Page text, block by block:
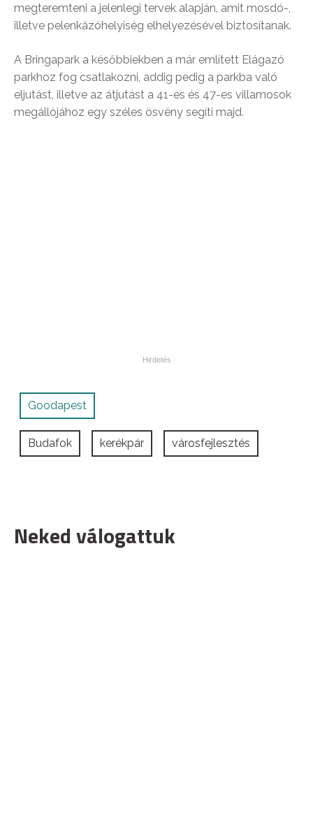
megteremteni a jelenlegi tervek alapján, amit mosdó-,
illetve pelenkázóhelyiség elhelyezésével biztosítanak.
A Bringapark a későbbiekben a már említett Elágazó
parkhoz fog csatlakozni, addig pedig a parkba való
eljutást, illetve az átjutást a 41-es és 47-es villamosok
megállójához egy széles ösvény segíti majd.
Goodapest
Budafok kerékpár városfejlesztés
Neked válogattuk